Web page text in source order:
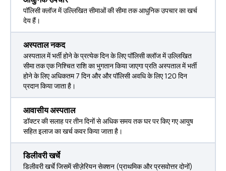
पॉलिसी क्लॉज में उल्लिखित सीमाओं की सीमा तक आधुनिक उपचार का खर्च
देय हैं।
अस्पताल नकद
अस्पताल में भर्ती होने के प्रत्येक दिन के लिए पॉलिसी क्लॉज में उल्लिखित
सीमा तक एक निश्चित राशि का भुगतान किया जाएगा प्रति अस्पताल में भर्ती
होने के लिए अधिकतम 7 दिन और और पॉलिसी अवधि के लिए 120 दिन
प्रदान किया जाता है।
आवासीय अस्पताल
डॉक्टर की सलाह पर तीन दिनों से अधिक समय तक घर पर किए गए आयुष
सहित इलाज का खर्च कवर किया जाता है।
डिलीवरी खर्चे
डिलीवरी खर्चे जिसमें सीज़ेरियन सेक्शन (प्राथमिक और प्रसवोत्तर दोनों)